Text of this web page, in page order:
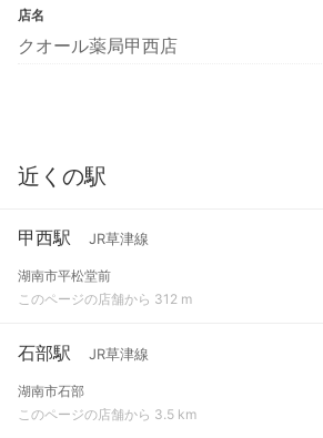
店名
クオール薬局甲西店
近くの駅
甲西駅 JR草津線
湖南市平松堂前
このページの店舗から 312 m
石部駅 JR草津線
湖南市石部
このページの店舗から 3.5 km